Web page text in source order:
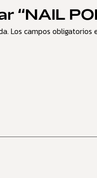
“NAIL
Los campos obligatorios